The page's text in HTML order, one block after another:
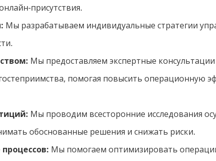
присутствия.
Мы разрабатываем индивидуальные стратегии
Мы предоставляем экспертные
помогая повысить операционную
Мы проводим всесторонние исследования
обоснованные решения и снижать риски.
Мы помогаем оптимизировать